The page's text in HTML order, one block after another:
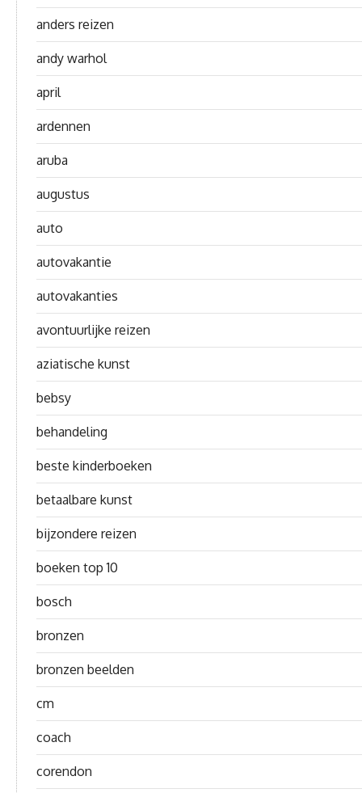
anders reizen
andy warhol
april
ardennen
aruba
augustus
auto
autovakantie
autovakanties
avontuurlijke reizen
aziatische kunst
bebsy
behandeling
beste kinderboeken
betaalbare kunst
bijzondere reizen
boeken top 10
bosch
bronzen
bronzen beelden
cm
coach
corendon